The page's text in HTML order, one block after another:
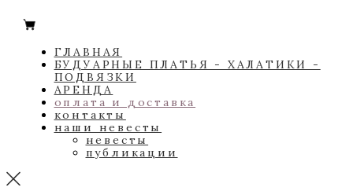
ГЛАВНАЯ
БУДУАРНЫЕ ПЛАТЬЯ - ХАЛАТИКИ -
ПОДВЯЗКИ
АРЕНДА
оплата и доставка
контакты
наши невесты
невесты
публикации